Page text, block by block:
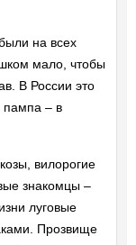
на всех
мало, чтобы
В России это
пампа – в
вилорогие
знакомцы –
луговые
Прозвище